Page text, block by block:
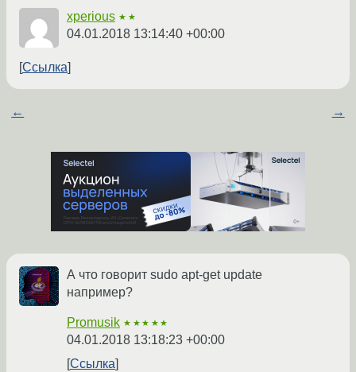
xperious ★★
04.01.2018 13:14:40 +00:00
Ссылка
← →
А что говорит sudo apt-get update
например?
Promusik ★★★★★
04.01.2018 13:18:23 +00:00
Ссылка